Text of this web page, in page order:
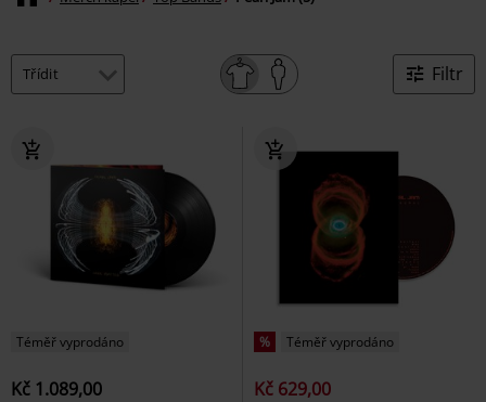
Filtr
Téměř vyprodáno
Kč 1.089,00
% Téměř vyprodáno
Kč 629,00